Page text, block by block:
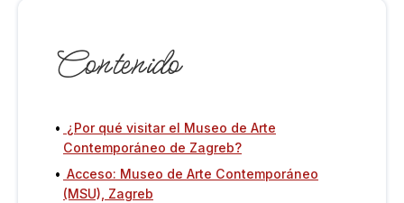
Contenido
¿Por qué visitar el Museo de Arte
Contemporáneo de Zagreb?
Acceso: Museo de Arte Contemporáneo
(MSU), Zagreb